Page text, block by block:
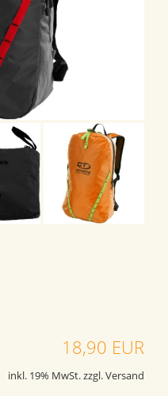
18,90 EUR
inkl. 19% MwSt. zzgl. Versand